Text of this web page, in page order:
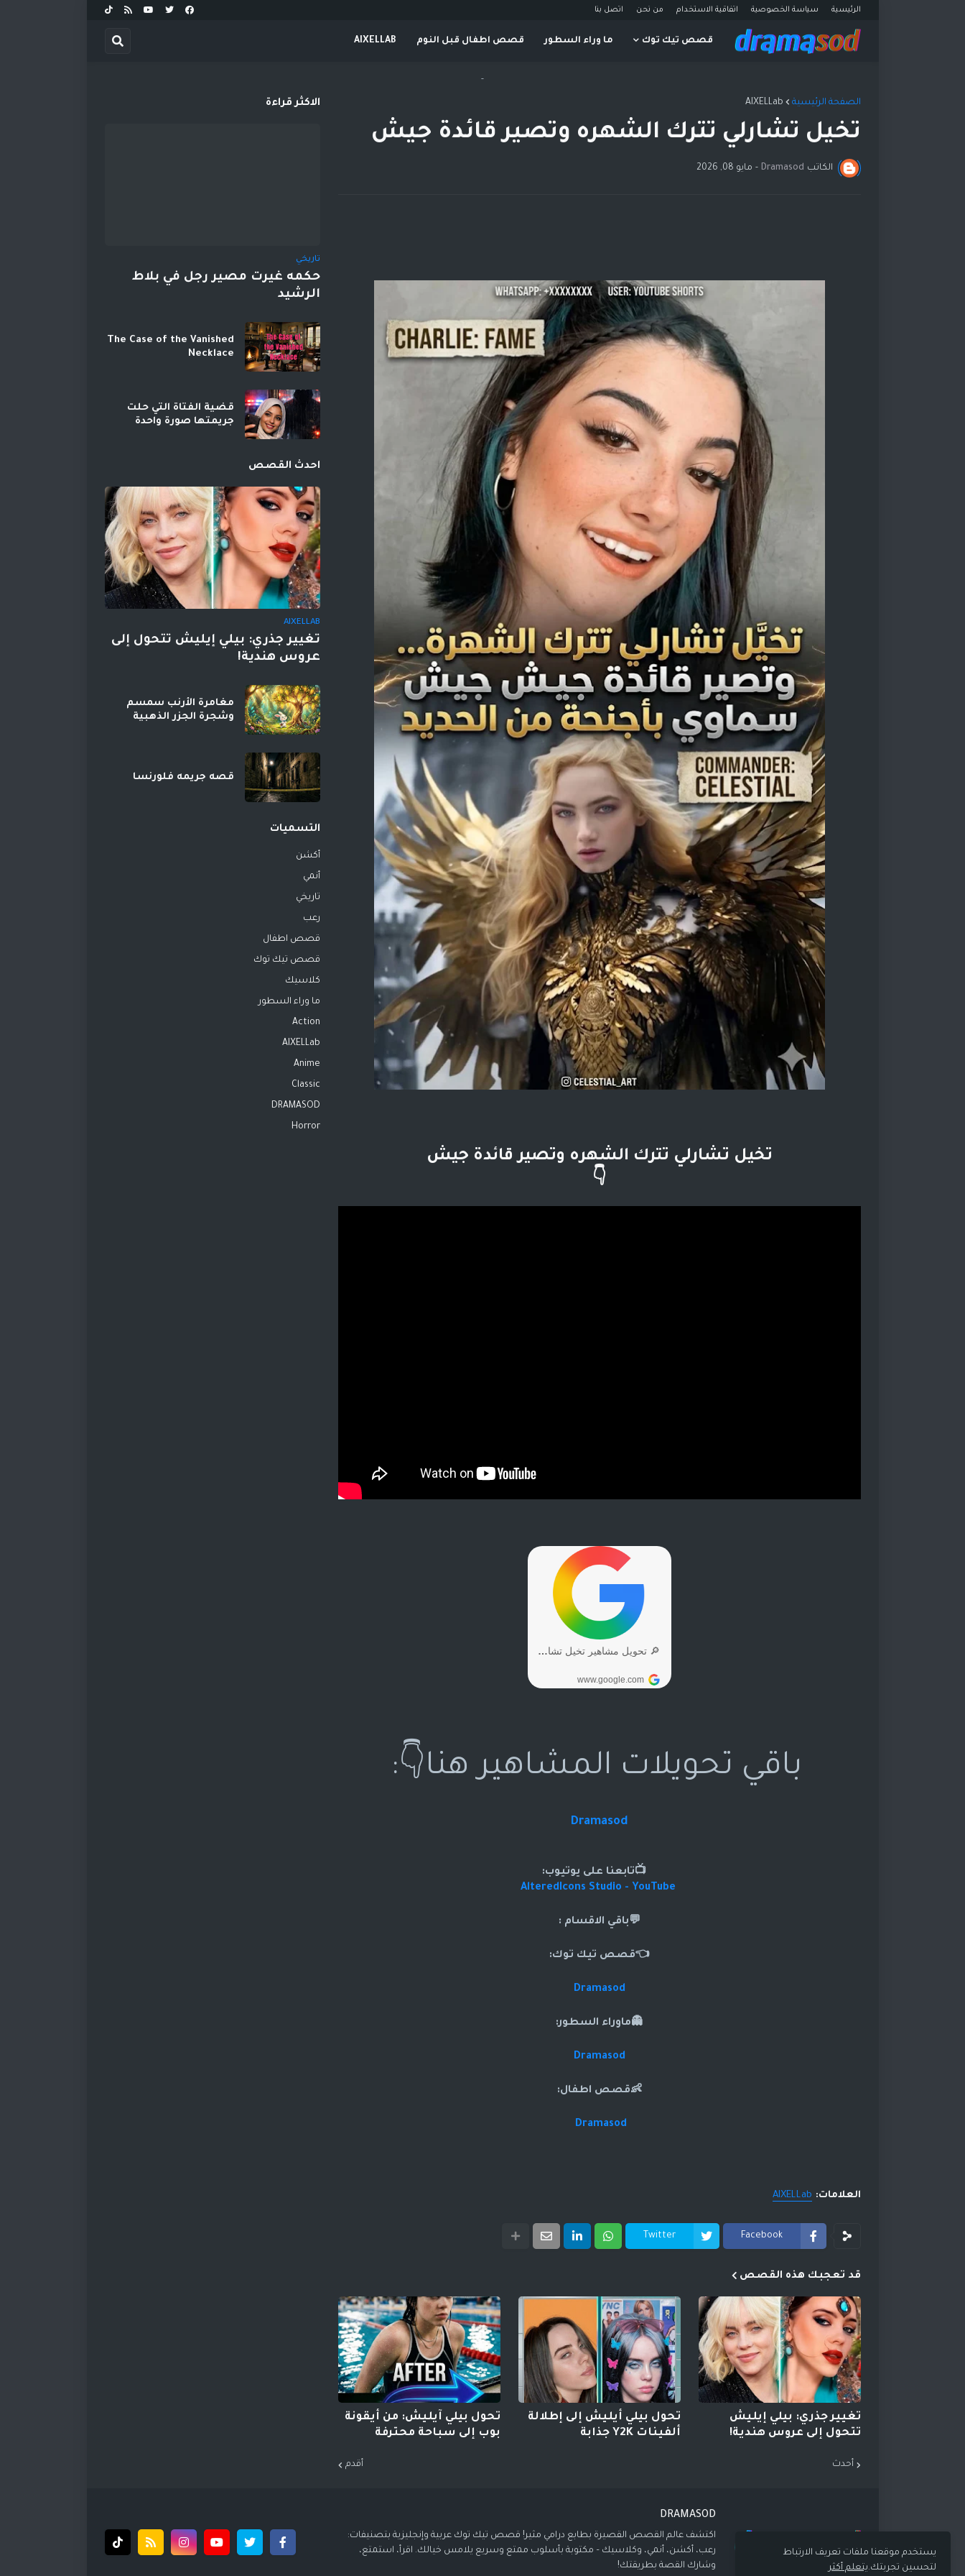
الرئيسية سياسة الخصوصية اتفاقية الاستخدام من نحن اتصل بنا
قصص تيك توك ما وراء السطور قصص اطفال قبل النوم AIXELLAB
-
الصفحة الرئيسية AIXELLab
تخيل تشارلي تترك الشهره وتصير قائدة جيش
الكاتب Dramasod
- مايو 08, 2026
تخيل تشارلي تترك الشهره وتصير قائدة جيش
👇
باقي تحويلات المشاهير هنا👇:
Dramasod
📺تابعنا على يوتيوب:
AlteredIcons Studio - YouTube
💬باقي الاقسام :
👈قصص تيك توك:
Dramasod
👻ماوراء السطور:
Dramasod
👶قصص اطفال:
Dramasod
العلامات: AIXELLab
Facebook
Twitter
قد تعجبك هذه القصص
تغيير جذري: بيلي إيليش
تتحول إلى عروس هندية!
تحول بيلي أيليش إلى إطلالة
ألفينات Y2K جذابة
تحول بيلي آيليش: من أيقونة
بوب إلى سباحة محترفة
أحدث أقدم
الاكثر قراءة
تاريخي
حكمه غيرت مصير رجل في بلاط
الرشيد
The Case of the Vanished
Necklace
قضية الفتاة التي حلت
جريمتها صورة واحدة
احدث القصص
AIXELLAB
تغيير جذري: بيلي إيليش تتحول إلى
عروس هندية!
مغامرة الأرنب سمسم
وشجرة الجزر الذهبية
قصه جريمه فلورنسا
التسميات
أكشن
أنمي
تاريخي
رعب
قصص اطفال
قصص تيك توك
كلاسيك
ما وراء السطور
Action
AIXELLab
Anime
Classic
DRAMASOD
Horror
DRAMASOD
اكتشف عالم القصص القصيرة بطابع درامي مثير! قصص تيك توك عربية وإنجليزية بتصنيفات:
رعب، أكشن، أنمي، وكلاسيك – مكتوبة بأسلوب ممتع وسريع يلامس خيالك. اقرأ، استمتع،
وشارك القصة بطريقتك!
يستخدم موقعنا ملفات تعريف الارتباط
لتحسين تجربتك.يتعلم أكثر